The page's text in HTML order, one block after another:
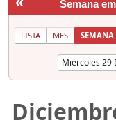
Semana
LISTA MES SEMANA